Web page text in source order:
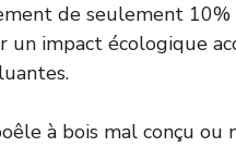
de seulement
impact écologique
à bois mal conçu